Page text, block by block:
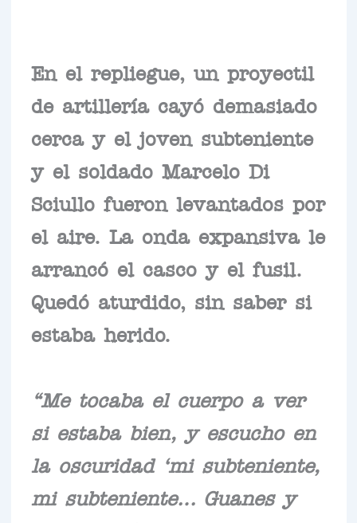
En el repliegue, un proyectil
de artillería cayó demasiado
cerca y el joven subteniente
y el soldado Marcelo Di
Sciullo fueron levantados por
el aire. La onda expansiva le
arrancó el casco y el fusil.
Quedó aturdido, sin saber si
estaba herido.
“Me tocaba el cuerpo a ver
si estaba bien, y escucho en
la oscuridad ‘mi subteniente,
mi subteniente… Guanes y